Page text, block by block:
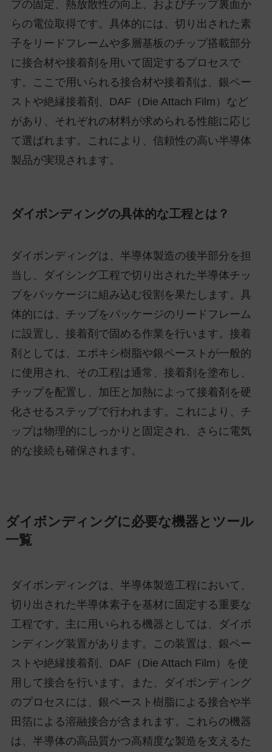
プの固定、熱放散性の向上、およびチップ裏面か
らの電位取得です。具体的には、切り出された素
子をリードフレームや多層基板のチップ搭載部分
に接合材や接着剤を用いて固定するプロセスで
す。ここで用いられる接合材や接着剤は、銀ペー
ストや絶縁接着剤、DAF（Die Attach Film）など
があり、それぞれの材料が求められる性能に応じ
て選ばれます。これにより、信頼性の高い半導体
製品が実現されます。
ダイボンディングの具体的な工程とは？
ダイボンディングは、半導体製造の後半部分を担
当し、ダイシング工程で切り出された半導体チッ
プをパッケージに組み込む役割を果たします。具
体的には、チップをパッケージのリードフレーム
に設置し、接着剤で固める作業を行います。接着
剤としては、エポキシ樹脂や銀ペーストが一般的
に使用され、その工程は通常、接着剤を塗布し、
チップを配置し、加圧と加熱によって接着剤を硬
化させるステップで行われます。これにより、チ
ップは物理的にしっかりと固定され、さらに電気
的な接続も確保されます。
ダイボンディングに必要な機器とツール
一覧
ダイボンディングは、半導体製造工程において、
切り出された半導体素子を基材に固定する重要な
工程です。主に用いられる機器としては、ダイボ
ンディング装置があります。この装置は、銀ペー
ストや絶縁接着剤、DAF（Die Attach Film）を使
用して接合を行います。また、ダイボンディング
のプロセスには、銀ペースト樹脂による接合や半
田箔による溶融接合が含まれます。これらの機器
は、半導体の高品質かつ高精度な製造を支えるた